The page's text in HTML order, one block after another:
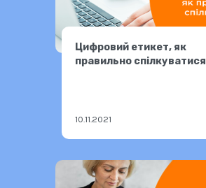
Цифровий етикет, як
правильно спілкуватися
10.11.2021